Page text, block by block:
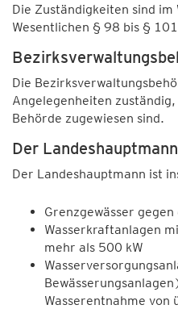
Die Zuständigkeiten sind im
Wesentlichen § 98 bis §
Die
Angelegenheiten
Behörde zugewiesen sind.
Der Landeshauptmann
Der Landeshauptmann ist
Grenzgewässer gegen
Wasserkraftanlagen
mehr als 500 kW
Wasserentnahme von